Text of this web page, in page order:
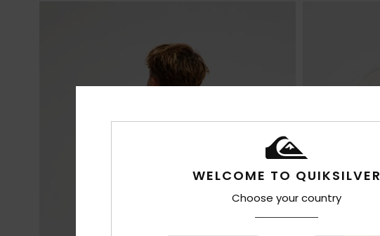
WELCOME TO QUIKSILVER
Choose your country